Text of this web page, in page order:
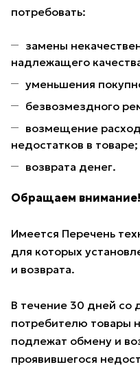
потребовать:
замены
надлежащего
уменьшения
безвозмездного
возмещение
недостатков в товаре;
возврата денег.
Обращаем внимание!
Имеется Перечень
для которых
и возврата.
В течение 30 дней со
потребителю товары
подлежат обмену и
проявившегося